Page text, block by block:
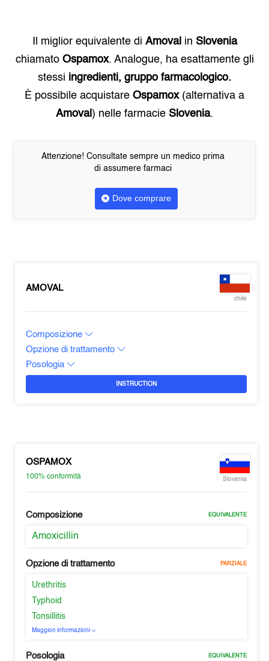
Il miglior equivalente di Amoval in Slovenia
chiamato Ospamox. Analogue, ha esattamente gli
stessi ingredienti, gruppo farmacologico.
È possibile acquistare Ospamox(alternativa a
Amoval ) nelle farmacie Slovenia.
Attenzione! Consultate sempre un medico prima
di assumere farmaci
Dove comprare
AMOVAL
chile
Composizione
Opzione di trattamento
Posologia
INSTRUCTION
OSPAMOX
100%conformità Slovenia
Composizione EQUIVALENTE
Amoxicillin
Opzione di trattamento PARZIALE
Urethritis
Typhoid
Tonsillitis
Maggiori informazioni
Posologia EQUIVALENTE